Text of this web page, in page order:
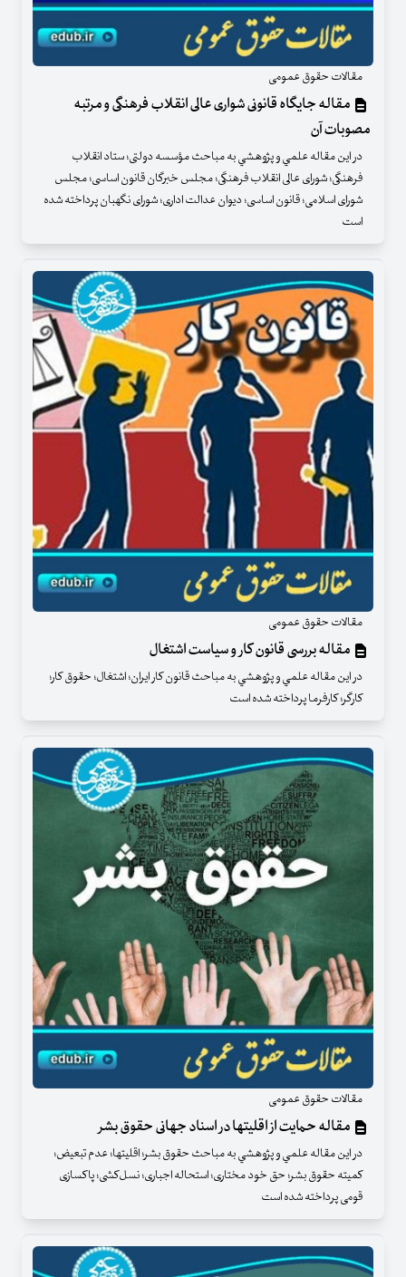
مقالات حقوق عمومی
مقاله جایگاه قانونی شواری عالی انقلاب فرهنگی و مرتبه
مصوبات آن
در اين مقاله علمي و پژوهشي به مباحث مؤسسه دولتی؛ ستاد انقلاب
فرهنگی؛ شورای عالی انقلاب فرهنگی؛ مجلس خبرگان قانون اساسی؛ مجلس
شورای اسلامی؛ قانون اساسی؛ دیوان عدالت اداری؛ شورای نگهبان پرداخته شده
است
مقالات حقوق عمومی
مقاله بررسی قانون کار و سیاست اشتغال
در اين مقاله علمي و پژوهشي به مباحث قانون کار ایران؛ اشتغال؛ حقوق کار؛
کارگر؛ کارفرما پرداخته شده است
مقالات حقوق عمومی
مقاله حمایت از اقلیتها در اسناد جهانی حقوق بشر
در اين مقاله علمي و پژوهشي به مباحث حقوق بشر؛ اقلیتها؛ عدم تبعیض؛
کمیته حقوق بشر؛ حق خود مختاری؛ استحاله اجباری؛ نسل‌کشی؛ پاکسازی
قومی پرداخته شده است